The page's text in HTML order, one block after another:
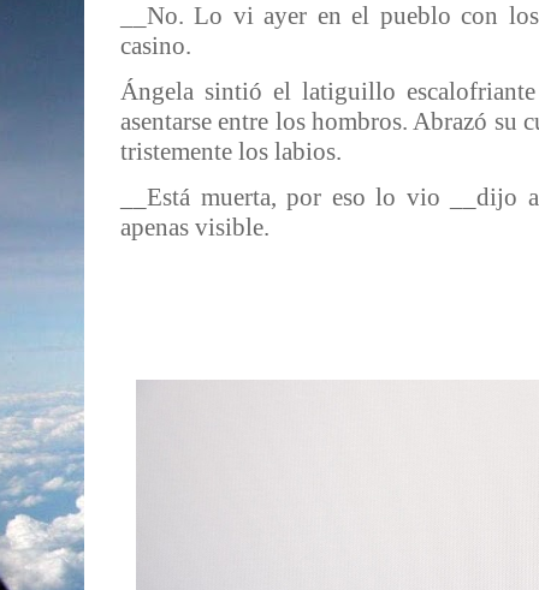
__No. Lo vi ayer en el pueblo con
casino.
Ángela sintió el latiguillo
asentarse entre los hombros. Abrazó su
tristemente los labios.
__Está muerta, por eso lo vio __dijo
apenas visible.